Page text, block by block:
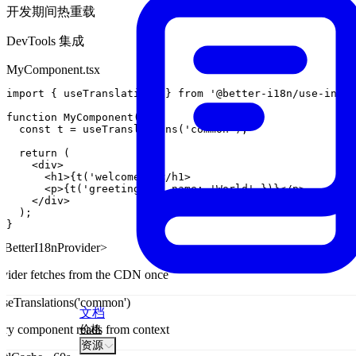
文档
价格
资源
开发期间热重载
DevTools 集成
MyComponent.tsx
import { useTranslations } from
'@better-i18n/use-intl'
function MyComponent (
const t = useTranslations ( 'common');
return
(
<div>
<h1>{ t ( 'welcome' </ h1>
<p>{ t ( 'greeting' { name: 'World' })}</p>
</div>
) ;
}
fetches from the CDN once
component reads from context